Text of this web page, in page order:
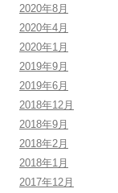
2020年8月
2020年4月
2020年1月
2019年9月
2019年6月
2018年12月
2018年9月
2018年2月
2018年1月
2017年12月